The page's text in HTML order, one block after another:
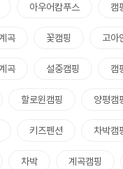
아우어캄푸스 캠
곡 꽃캠핑 고아
곡 설중캠핑 캠
할로윈캠핑 양평캠
키즈펜션 차박캠
차박 계곡캠핑